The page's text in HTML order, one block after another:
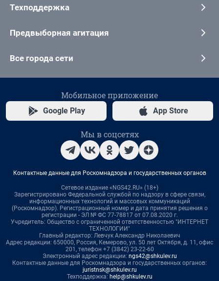
Техподдержка
Предвыборная агитация
Все города сети
Мобильное приложение
Google Play App Store
Мы в соцсетях
Контактные данные для Роскомнадзора и государственных органов
Сетевое издание «NGS42.RU» (18+)
Зарегистрировано Федеральной службой по надзору в сфере связи,
информационных технологий и массовых коммуникаций
(Роскомнадзор). Регистрационный номер и дата принятия решения о
регистрации - ЭЛ № ФС 77-78817 от 07.08.2020 г.
Учредитель: Общество с ограниченной ответственностью "ИНТЕРНЕТ
ТЕХНОЛОГИИ"
Главный редактор: Левчук Александр Николаевич
Адрес редакции: 650000, Россия, Кемерово, ул. 50 лет Октября, д. 11, офис
201, телефон +7 (3842) 23-22-60
Электронный адрес редакции: ngs42@shkulev.ru
Контактные данные для Роскомнадзора и государственных органов:
juristnsk@shkulev.ru
Техподдержка: help@shkulev.ru